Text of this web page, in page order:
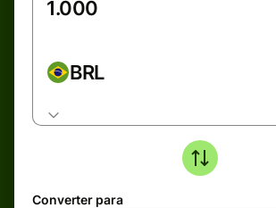
BRL
Converter para